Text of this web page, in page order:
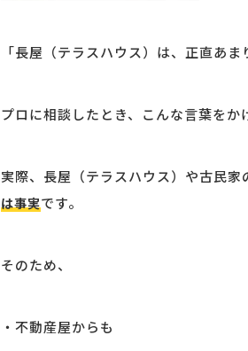
「長屋（テラスハウス）は、正直あま
プロに相談したとき、こんな言葉をか
実際、長屋（テラスハウス）や古民家
は事実です。
そのため、
・不動産屋からも